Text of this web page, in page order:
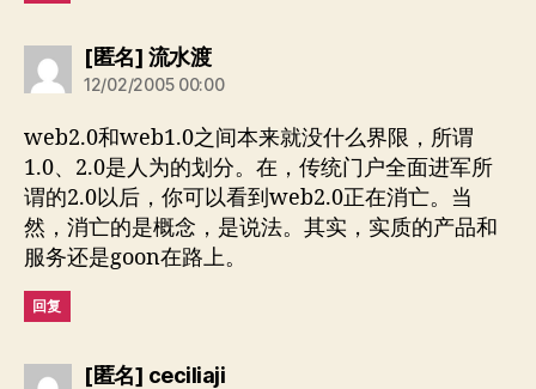
[匿名] 流水渡说：
12/02/2005 00:00
web2.0和web1.0之间本来就没什么界限，所谓
1.0、2.0是人为的划分。在，传统门户全面进军所
谓的2.0以后，你可以看到web2.0正在消亡。当
然，消亡的是概念，是说法。其实，实质的产品和
服务还是goon在路上。
回复
[匿名] ceciliaji说：